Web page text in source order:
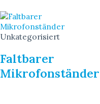
Unkategorisiert
Faltbarer
Mikrofonständer